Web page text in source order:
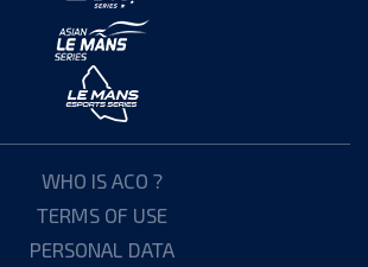
WHO IS ACO ?
TERMS OF USE
PERSONAL DATA